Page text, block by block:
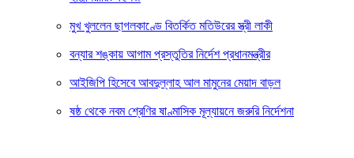
মুখ খুললেন ছাগলকাণ্ডে বিতর্কিত মতিউরের স্ত্রী লাকী
বন্যার শঙ্কায় আগাম প্রস্তুতির নির্দেশ প্রধানমন্ত্রীর
আইজিপি হিসেবে আবদুল্লাহ আল মামুনের মেয়াদ বাড়ল
ষষ্ঠ থেকে নবম শ্রেণির ষাণ্মাসিক মূল্যায়নে জরুরি নির্দেশনা